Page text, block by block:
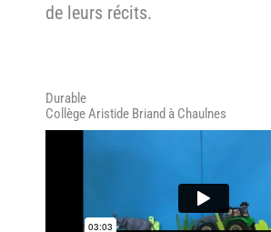
de leurs récits.
Durable
Collège Aristide Briand à Chaulnes